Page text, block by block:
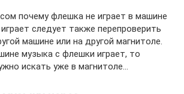
почему флешка не играет в машине
следует также перепроверить
машине или на другой магнитоле.
музыка с флешки играет, то
искать уже в магнитоле…